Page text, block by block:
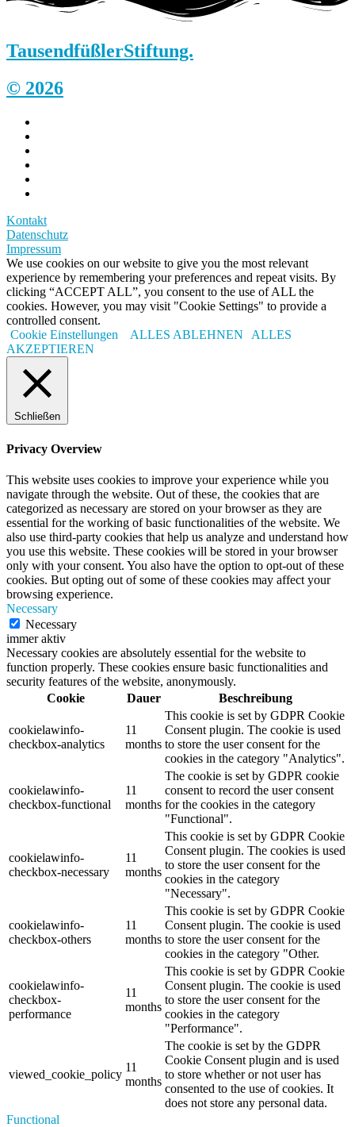
TausendfüßlerStiftung.
© 2026
Kontakt
Datenschutz
Impressum
We use cookies on our website to give you the most relevant
experience by remembering your preferences and repeat visits. By
clicking “ACCEPT ALL”, you consent to the use of ALL the
cookies. However, you may visit "Cookie Settings" to provide a
controlled consent.
Cookie Einstellungen
ALLES ABLEHNEN
ALLES
AKZEPTIEREN
Schließen
Privacy Overview
This website uses cookies to improve your experience while you
navigate through the website. Out of these, the cookies that are
categorized as necessary are stored on your browser as they are
essential for the working of basic functionalities of the website. We
also use third-party cookies that help us analyze and understand how
you use this website. These cookies will be stored in your browser
only with your consent. You also have the option to opt-out of these
cookies. But opting out of some of these cookies may affect your
browsing experience.
Necessary
Necessary
immer aktiv
Necessary cookies are absolutely essential for the website to
function properly. These cookies ensure basic functionalities and
security features of the website, anonymously.
Cookie
Dauer Beschreibung
cookielawinfo-
checkbox-analytics
11
months
This cookie is set by GDPR Cookie
Consent plugin. The cookie is used
to store the user consent for the
cookies in the category "Analytics".
cookielawinfo-
checkbox-functional
11
months
The cookie is set by GDPR cookie
consent to record the user consent
for the cookies in the category
"Functional".
cookielawinfo-
checkbox-necessary
11
months
This cookie is set by GDPR Cookie
Consent plugin. The cookies is used
to store the user consent for the
cookies in the category
"Necessary".
cookielawinfo-
checkbox-others
11
months
This cookie is set by GDPR Cookie
Consent plugin. The cookie is used
to store the user consent for the
cookies in the category "Other.
cookielawinfo-
checkbox-
performance
11
months
This cookie is set by GDPR Cookie
Consent plugin. The cookie is used
to store the user consent for the
cookies in the category
"Performance".
viewed_cookie_policy
11
months
The cookie is set by the GDPR
Cookie Consent plugin and is used
to store whether or not user has
consented to the use of cookies. It
does not store any personal data.
Functional